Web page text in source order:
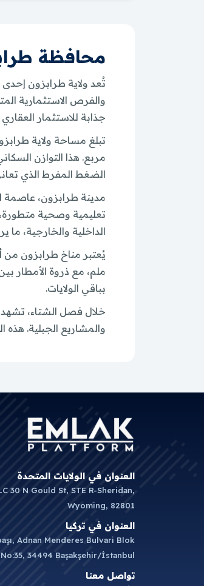
محافظة
تُعد ولاية طرابزون
والفرص الاستثمارية
جذابة للاستثمار
مربع. هذا التوازن
الضغط المفرط الذي
مدينة طرابزون، عاصمة
تعليمية وصحية متطورة،
الداخلية والخارجية، ما
ملم، مع ذروة الأمطار
بباقي الولايات.
والمشاريع الجبلية. هذه
العنوان في الولايات المتحدة
30 N Gould St, STE R-Sheridan,
Wyoming, 82801
العنوان في تركيا
Adnan Menderes Bulvari Blok
34494 Başakşehir/İstanbul
تواصل معنا